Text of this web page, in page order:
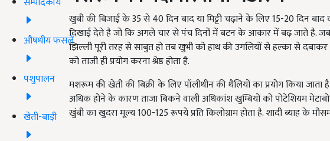
औषधीय फसलें
पशुपालन
खेती-बाड़ी
खुबी की बिजाई के 35 से 40 दिन बाद या मिट्टी चढ़ाने के लिए 15-20
दिखाई देते है जो कि अगले चार से पंच दिनों में बटन के आकार में बढ़ जाते है.
झिल्ली पूरी तरह से साबुत हो तब खुभी को हाथ की उगलियों से हल्का से
को ताजी ही प्रयोग करना श्रेष्ठ होता है.
मशरूम की खेती की बिक्री के लिए पॉलीथीन की थैलियों का प्रयोग किया
अधिक होने के कारण ताजा बिकने वाली अधिकांश खुम्बियों को पोटेशियम
खुंबी का खुदरा मूल्य 100-125 रूपये प्रति किलोग्राम होता है. शादी ब्याह के